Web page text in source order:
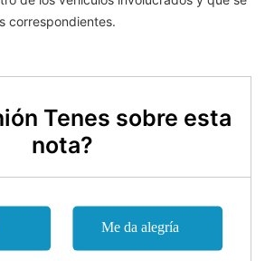
correspondientes.
Tenes sobre esta
nota?